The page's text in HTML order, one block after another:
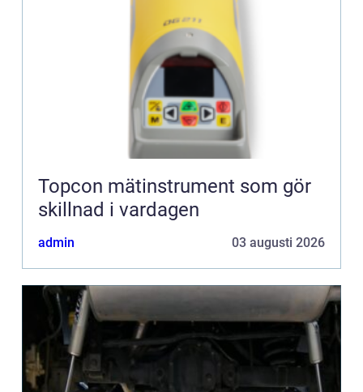
Topcon mätinstrument som gör
skillnad i vardagen
admin 03 augusti 2026